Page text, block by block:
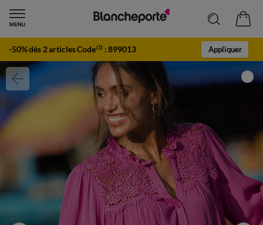
-50% dès 2 articles Code(1) :899013 Appliquer